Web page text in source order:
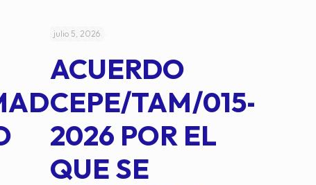
julio 5, 2026
ACUERDO
CEPE/TAM/015-
2026 POR EL
QUE SE